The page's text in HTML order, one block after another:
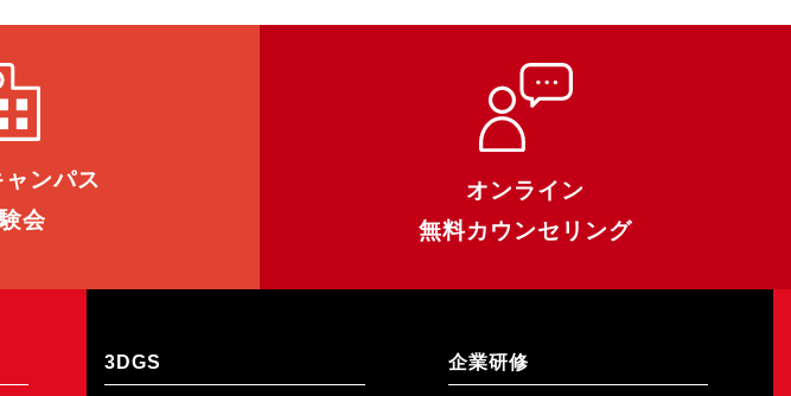
ャンパス
会
オンライン
無料カウンセリング
3DGS 企業研修